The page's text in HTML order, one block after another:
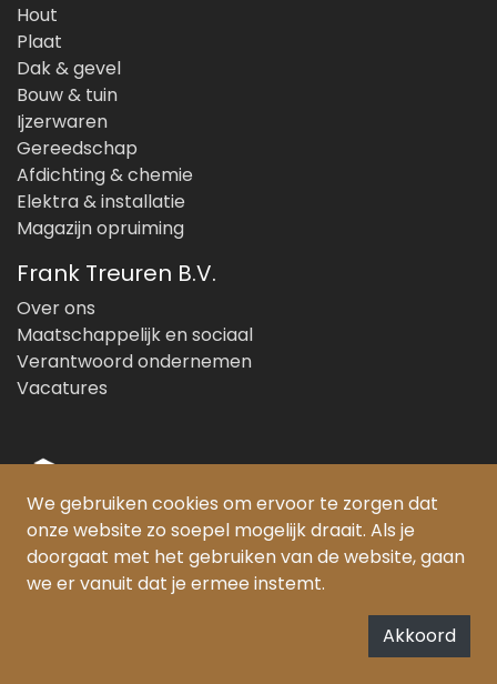
Hout
Plaat
Dak & gevel
Bouw & tuin
Ijzerwaren
Gereedschap
Afdichting & chemie
Elektra & installatie
Magazijn opruiming
Frank Treuren B.V.
Over ons
Maatschappelijk en sociaal
Verantwoord ondernemen
Vacatures
© Copyright 2026 Frank Treuren B.V.
PEFC gecertificeerd:
De Forest Stewardship Council (FSC) zet zich in voor het bevorderen van
We gebruiken cookies om ervoor te zorgen dat
onze website zo soepel mogelijk draait. Als je
doorgaat met het gebruiken van de website, gaan
we er vanuit dat je ermee instemt.
Akkoord